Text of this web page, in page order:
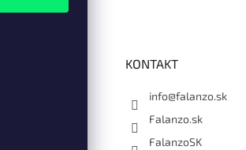
KONTAKT
info@falanzo.sk
Falanzo.sk
FalanzoSK